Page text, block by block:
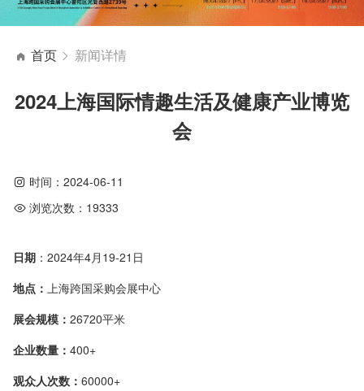
首页 新闻详情
2024上海国际情趣生活及健康产业博览
会
时间： 2024-06-11
浏览次数： 19333
日期 ：2024年4月19-21日
地点： 上海跨国采购会展中心
展会规模： 26720平米
企业数量： 400+
观众人次数： 60000+